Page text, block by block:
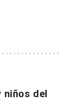
niños del